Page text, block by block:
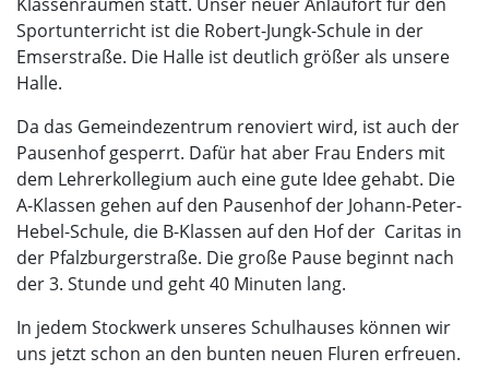
Sportunterricht ist die Robert-Jungk-Schule in der
Emserstraße. Die Halle ist deutlich größer als unsere
Halle.
Da das Gemeindezentrum renoviert wird, ist auch der
Pausenhof gesperrt. Dafür hat aber Frau Enders mit
dem Lehrerkollegium auch eine gute Idee gehabt. Die
A-Klassen gehen auf den Pausenhof der Johann-Peter-
Hebel-Schule, die B-Klassen auf den Hof der Caritas in
der Pfalzburgerstraße. Die große Pause beginnt nach
der 3. Stunde und geht 40 Minuten lang.
In jedem Stockwerk unseres Schulhauses können wir
uns jetzt schon an den bunten neuen Fluren erfreuen.